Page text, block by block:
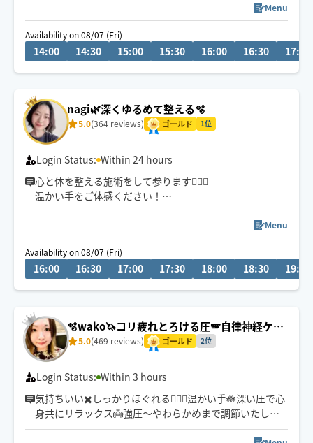
高崎市・群馬県内、軽井沢エリアのホテル・別荘、ご自
宅、埼玉県、東京への出張致します🚘
男性おひとりさま、ご夫婦、ペアは3h〜大歓迎！
けると幸いです。
Menu
Availability on 08/07 (Fri)
14:00 14:30 15:00 15:30 16:00 16:30 17:00
nagi🌿‬深くゆるめて整える🫧
5.0(364 reviews) ゴールド 1位
Login Status: Within 24 hours
心と体を整える施術をして参ります💆‍♀️✨
温かい手をご体感ください！
ピンポイントの凝りをほぐすのが得意です！
当日予約歓迎✨
車移動のため2時間前までにご予約いただきますと幸いで
す😌
Menu
Availability on 08/07 (Fri)
16:00 16:30 17:00 17:30 18:00 18:30 19:00
🫧wako🦄コリ疲れとろける圧🪽自律神経ケア
🌿5.0(469 reviews) ゴールド 2位
Login Status: Within 3 hours
気持ちいい✖️しっかりほぐれる🧚🏻‍♀️温かい手🪷深い圧で心
身共にリラックス👼強圧〜やわらかめまで調節いたしま
す✨